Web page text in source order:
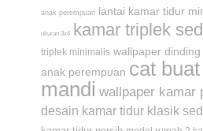
anak perempuan lantai kamar tidur
ukuran 3x4 kamar triplek
triplek minimalis wallpaper
anak perempuan cat
mandi wallpaper kamar
desain kamar tidur klasik